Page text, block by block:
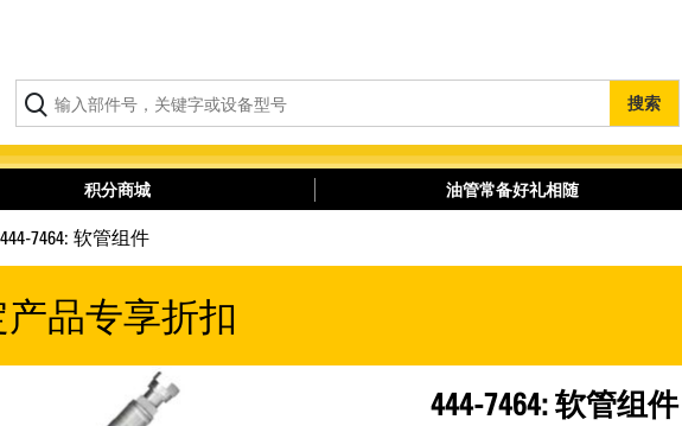
搜索
积分商城 油管常备好礼相随
444-7464: 软管组件
品专享折扣
444-7464: 软管组件